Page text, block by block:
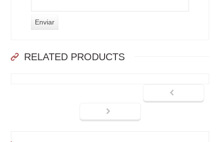
RELATED PRODUCTS